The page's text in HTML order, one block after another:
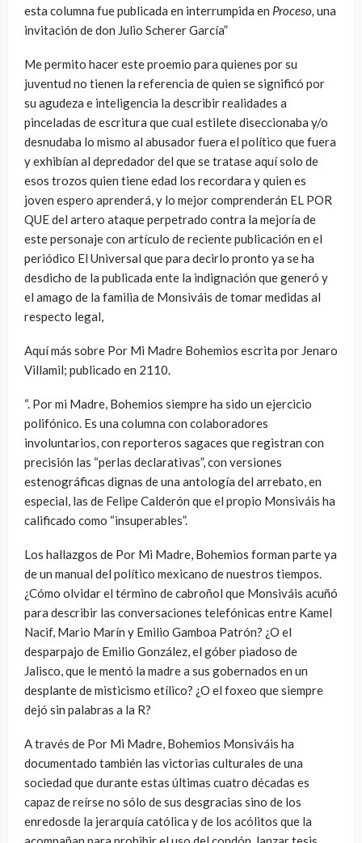
esta columna fue publicada en interrumpida en Proceso, una
invitación de don Julio Scherer García”
Me permito hacer este proemio para quienes por su
juventud no tienen la referencia de quien se significó por
su agudeza e inteligencia la describir realidades a
pinceladas de escritura que cual estilete diseccionaba y/o
desnudaba lo mismo al abusador fuera el político que fuera
y exhibían al depredador del que se tratase aquí solo de
esos trozos quien tiene edad los recordara y quien es
joven espero aprenderá, y lo mejor comprenderán EL POR
QUE del artero ataque perpetrado contra la mejoría de
este personaje con artículo de reciente publicación en el
periódico El Universal que para decirlo pronto ya se ha
desdicho de la publicada ente la indignación que generó y
el amago de la familia de Monsiváis de tomar medidas al
respecto legal,
Aquí más sobre Por Mi Madre Bohemios escrita por Jenaro
Villamil; publicado en 2110.
“. Por mi Madre, Bohemios siempre ha sido un ejercicio
polifónico. Es una columna con colaboradores
involuntarios, con reporteros sagaces que registran con
precisión las “perlas declarativas”, con versiones
estenográficas dignas de una antología del arrebato, en
especial, las de Felipe Calderón que el propio Monsiváis ha
calificado como “insuperables”.
Los hallazgos de Por Mi Madre, Bohemios forman parte ya
de un manual del político mexicano de nuestros tiempos.
¿Cómo olvidar el término de cabroñol que Monsiváis acuñó
para describir las conversaciones telefónicas entre Kamel
Nacif, Mario Marín y Emilio Gamboa Patrón? ¿O el
desparpajo de Emilio González, el góber piadoso de
Jalisco, que le mentó la madre a sus gobernados en un
desplante de misticismo etílico? ¿O el foxeo que siempre
dejó sin palabras a la R?
A través de Por Mi Madre, Bohemios Monsiváis ha
documentado también las victorias culturales de una
sociedad que durante estas últimas cuatro décadas es
capaz de reírse no sólo de sus desgracias sino de los
enredosde la jerarquía católica y de los acólitos que la